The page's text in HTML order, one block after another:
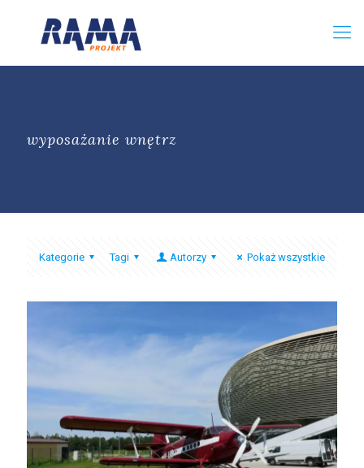
wyposażanie wnętrz
Kategorie Tagi Autorzy Pokaż wszystkie